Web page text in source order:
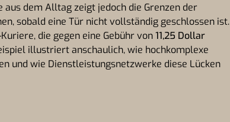
dem Alltag zeigt jedoch die Grenzen der
sobald eine Tür nicht vollständig geschlossen ist.
die gegen eine Gebühr von11,25 Dollar
illustriert anschaulich, wie hochkomplexe
und wie Dienstleistungsnetzwerke diese Lücken